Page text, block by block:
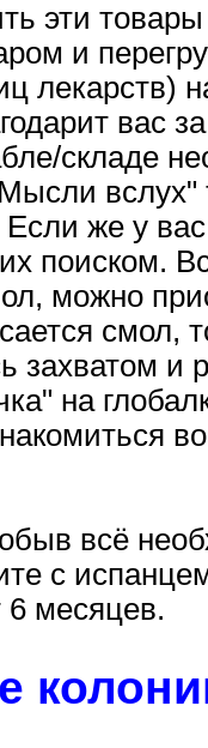
эти
и
лекарств)
вас
складе
вслух"
же у
поиском.
можно
смол,
захватом и
на
всё
с
6 месяцев.